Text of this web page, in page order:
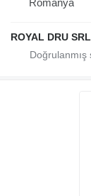
Romanya
ROYAL DRU SRL